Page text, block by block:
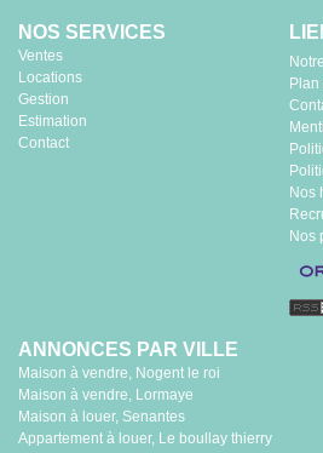
NOS SERVICES
Ventes
Locations
Gestion
Estimation
Contact
Plan
Nos
Nos
ANNONCES PAR VILLE
Maison à vendre, Nogent le roi
Maison à vendre, Lormaye
Maison à louer, Senantes
Appartement à louer, Le boullay thierry